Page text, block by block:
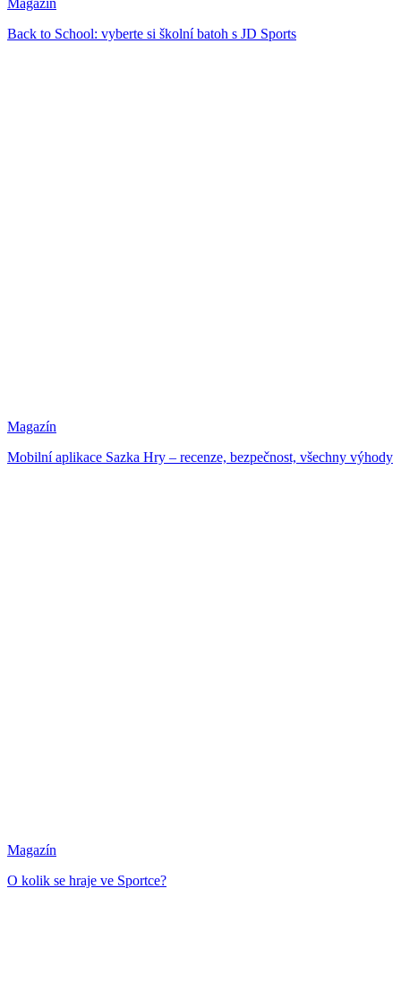
Back to School: vyberte si školní batoh s JD Sports
Magazín
Mobilní aplikace Sazka Hry – recenze, bezpečnost, všechny výhody
Magazín
O kolik se hraje ve Sportce?